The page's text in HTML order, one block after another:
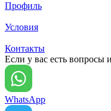
Профиль
Условия
Контакты
Если у вас есть
WhatsApp